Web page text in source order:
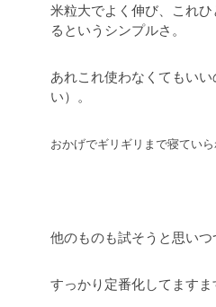
米粒大でよく伸び、これ
るというシンプルさ。
あれこれ使わなくてもい
い）。
おかげでギリギリまで寝てい
他のものも試そうと思いつ
すっかり定番化してますま